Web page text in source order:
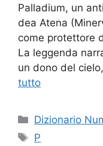
Palladium, un
dea Atena
come protettore
La leggenda
un dono del
tutto
Categorie
Dizionario
Tag
P